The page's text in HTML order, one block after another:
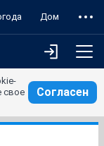
Дом
свое
Согласен